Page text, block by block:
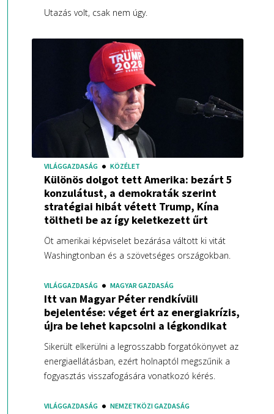
Utazás volt, csak nem úgy.
VILÁGGAZDASÁG KÖZÉLET
Különös dolgot tett Amerika: bezárt 5
konzulátust, a demokraták szerint
stratégiai hibát vétett Trump, Kína
töltheti be az így keletkezett űrt
Öt amerikai képviselet bezárása váltott ki vitát
Washingtonban és a szövetséges országokban.
VILÁGGAZDASÁG MAGYAR GAZDASÁG
Itt van Magyar Péter rendkívüli
bejelentése: véget ért az energiakrízis,
újra be lehet kapcsolni a légkondikat
Sikerült elkerülni a legrosszabb forgatókönyvet az
energiaellátásban, ezért holnaptól megszűnik a
fogyasztás visszafogására vonatkozó kérés.
VILÁGGAZDASÁG NEMZETKÖZI GAZDASÁG